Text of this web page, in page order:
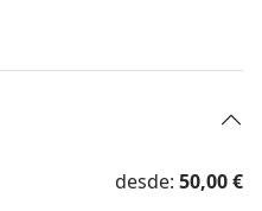
desde: 50,00 €